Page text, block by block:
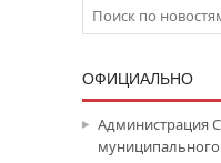
ОФИЦИАЛЬНО
Администрация
муниципального